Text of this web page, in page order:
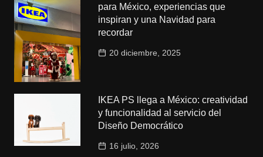
para México, experiencias que
inspiran y una Navidad para
recordar
20 diciembre, 2025
IKEA PS llega a México: creatividad
y funcionalidad al servicio del
Diseño Democrático
16 julio, 2026